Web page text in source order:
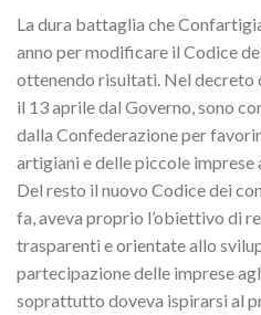
La dura battaglia che
anno per modificare il Codice
ottenendo risultati. Nel
il 13 aprile dal Governo, sono
dalla Confederazione per
artigiani e delle piccole imprese
Del resto il nuovo Codice dei
fa, aveva proprio l’obiettivo di
trasparenti e orientate allo
partecipazione delle imprese
soprattutto doveva ispirarsi al